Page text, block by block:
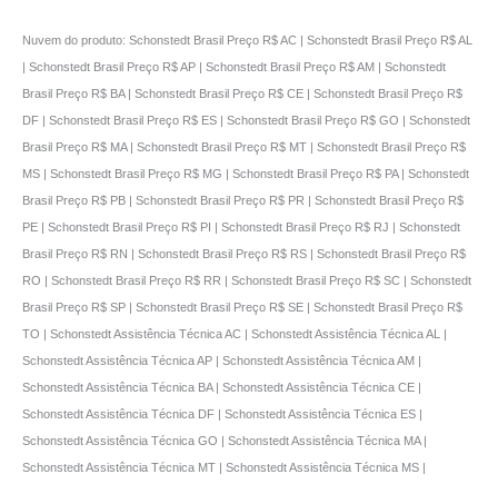
Nuvem do produto: Schonstedt Brasil Preço R$ AC | Schonstedt Brasil Preço R$ AL
| Schonstedt Brasil Preço R$ AP | Schonstedt Brasil Preço R$ AM | Schonstedt
Brasil Preço R$ BA | Schonstedt Brasil Preço R$ CE | Schonstedt Brasil Preço R$
DF | Schonstedt Brasil Preço R$ ES | Schonstedt Brasil Preço R$ GO | Schonstedt
Brasil Preço R$ MA | Schonstedt Brasil Preço R$ MT | Schonstedt Brasil Preço R$
MS | Schonstedt Brasil Preço R$ MG | Schonstedt Brasil Preço R$ PA | Schonstedt
Brasil Preço R$ PB | Schonstedt Brasil Preço R$ PR | Schonstedt Brasil Preço R$
PE | Schonstedt Brasil Preço R$ PI | Schonstedt Brasil Preço R$ RJ | Schonstedt
Brasil Preço R$ RN | Schonstedt Brasil Preço R$ RS | Schonstedt Brasil Preço R$
RO | Schonstedt Brasil Preço R$ RR | Schonstedt Brasil Preço R$ SC | Schonstedt
Brasil Preço R$ SP | Schonstedt Brasil Preço R$ SE | Schonstedt Brasil Preço R$
TO | Schonstedt Assistência Técnica AC | Schonstedt Assistência Técnica AL |
Schonstedt Assistência Técnica AP | Schonstedt Assistência Técnica AM |
Schonstedt Assistência Técnica BA | Schonstedt Assistência Técnica CE |
Schonstedt Assistência Técnica DF | Schonstedt Assistência Técnica ES |
Schonstedt Assistência Técnica GO | Schonstedt Assistência Técnica MA |
Schonstedt Assistência Técnica MT | Schonstedt Assistência Técnica MS |